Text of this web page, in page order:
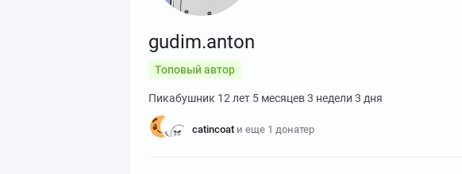
gudim.anton
Топовый автор
Пикабушник 12 лет 5 месяцев 3 недели 3 дня
catincoat и еще 1 донатер